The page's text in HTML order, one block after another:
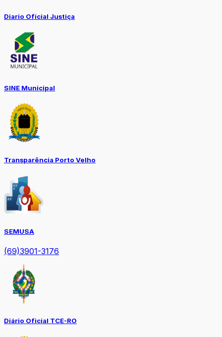
Diario Oficial Justiça
SINE Municipal
Transparência Porto Velho
SEMUSA
(69)3901-3176
Diário Oficial TCE-RO